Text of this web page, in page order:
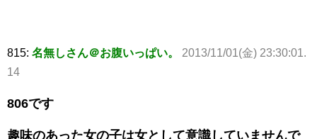
815: 名無しさん＠お腹いっぱい。
2013/11/01(金) 23:30:01.
14
806です
趣味のあった女の子は女として意識していませんで